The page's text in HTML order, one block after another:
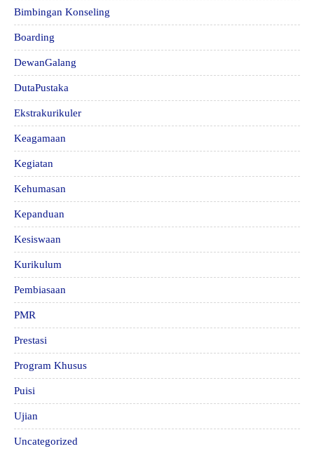
Bimbingan Konseling
Boarding
DewanGalang
DutaPustaka
Ekstrakurikuler
Keagamaan
Kegiatan
Kehumasan
Kepanduan
Kesiswaan
Kurikulum
Pembiasaan
PMR
Prestasi
Program Khusus
Puisi
Ujian
Uncategorized